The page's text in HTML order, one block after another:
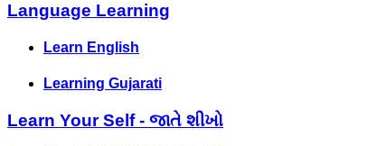
Language Learning
Learn English
Learning Gujarati
Learn Your Self - જાતે શીખો